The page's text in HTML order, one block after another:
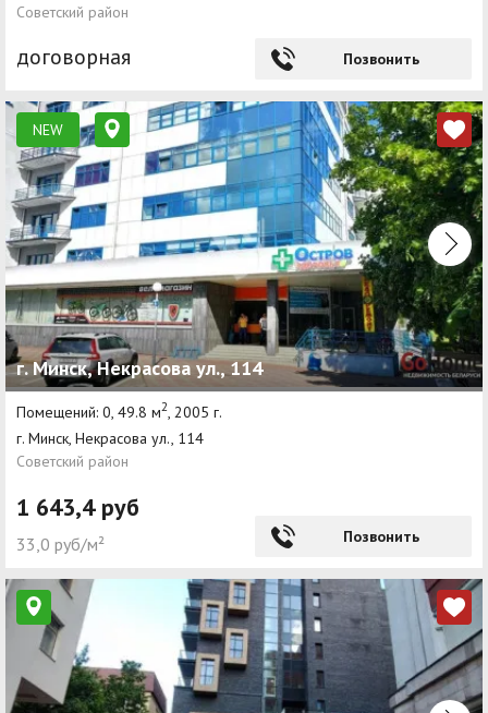
Советский район
договорная Позвонить
NEW
г. Минск, Некрасова ул., 114
Помещений: 0, 49.8 м2, 2005 г.
г. Минск, Некрасова ул., 114
Советский район
1 643,4 руб
33,0 руб/м² Позвонить